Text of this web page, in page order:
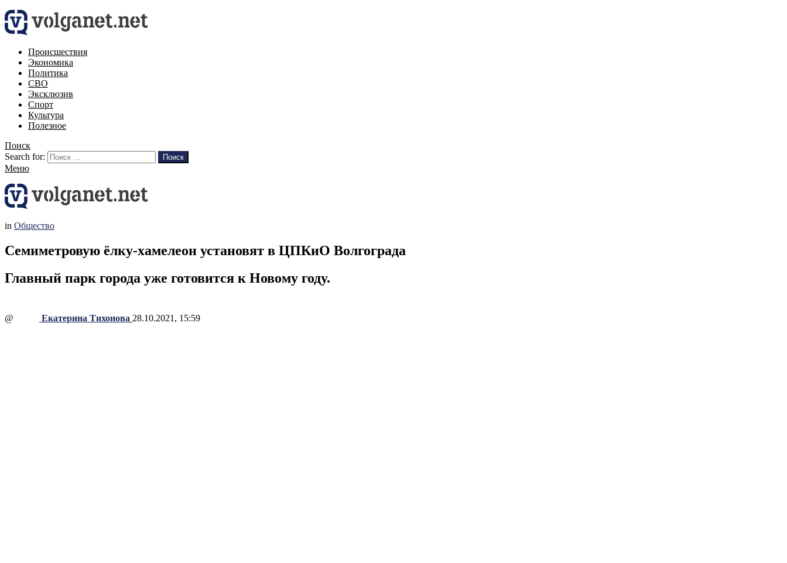
Происшествия
Экономика
Политика
СВО
Эксклюзив
Спорт
Культура
Полезное
Поиск
Search for:
Поиск
Меню
in Общество
Семиметровую ёлку-хамелеон установят в ЦПКиО Волгограда
Главный парк города уже готовится к Новому году.
@ Екатерина Тихонова 28.10.2021, 15:59